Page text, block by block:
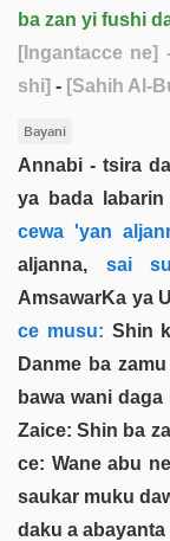
ba zan yi fushi
[Ingantacce ne]
shi] - [Sahih Al-
Bayani
Annabi - tsira
ya bada
cewa 'yan
aljanna, sai su
AmsawarKa ya
ce musu: Shin
Danme ba
bawa wani
Zaice: Shin ba
ce: Wane abu
saukar muku
daku a